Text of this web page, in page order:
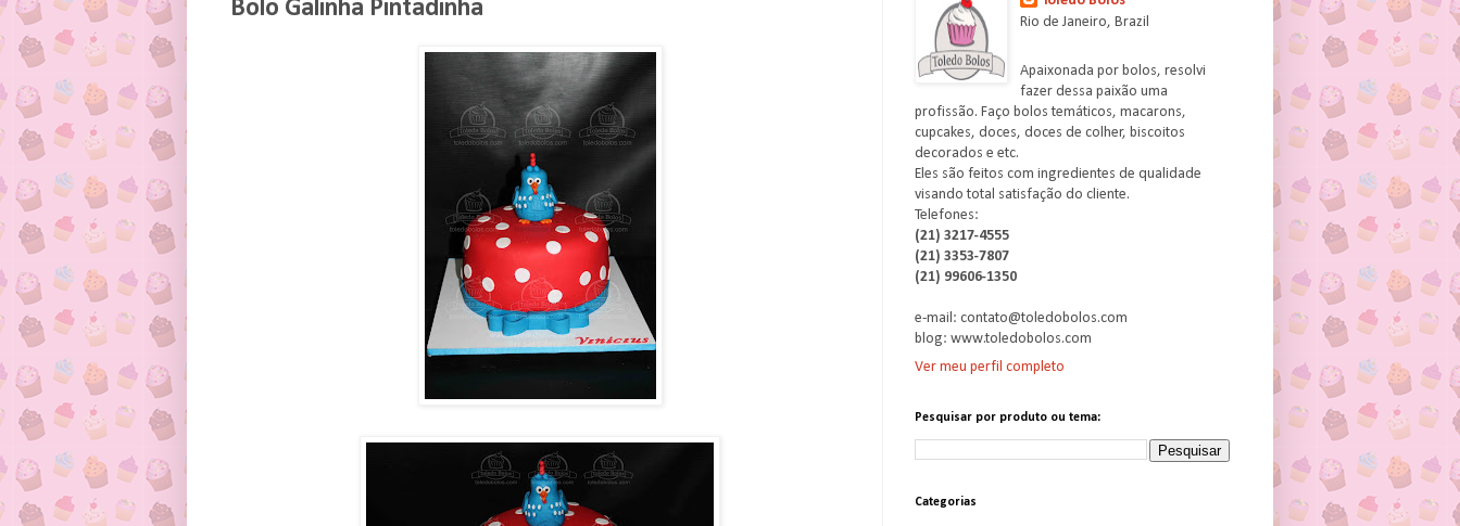
Bolo Galinha Pintadinha
Rio de Janeiro, Brazil
Apaixonada por bolos, resolvi
fazer dessa paixão uma
profissão. Faço bolos temáticos, macarons,
cupcakes, doces, doces de colher, biscoitos
decorados e etc.
Eles são feitos com ingredientes de qualidade
visando total satisfação do cliente.
Telefones:
(21) 3217-4555
(21) 3353-7807
(21) 99606-1350
e-mail: contato@toledobolos.com
blog: www.toledobolos.com
Ver meu perfil completo
Pesquisar por produto ou tema:
Categorias